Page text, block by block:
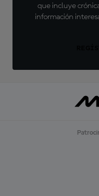
que incluye
información